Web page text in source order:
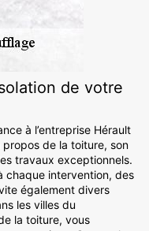
de votre
à l’entreprise Hérault
de la toiture, son
travaux exceptionnels.
chaque intervention, des
également divers
les villes du
la toiture, vous